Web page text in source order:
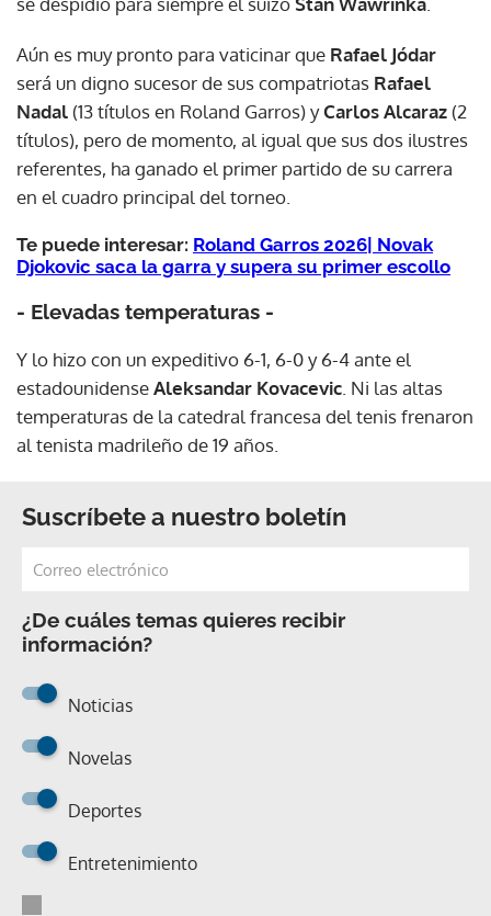
Aún es muy pronto para vaticinar que Rafael Jódar
será un digno sucesor de sus compatriotas Rafael
Nadal (13 títulos en Roland Garros) yCarlos Alcaraz (2
títulos), pero de momento, al igual que sus dos ilustres
referentes, ha ganado el primer partido de su carrera
en el cuadro principal del torneo.
Te puede interesar: Roland Garros 2026| Novak
Djokovic saca la garra y supera su primer escollo
- Elevadas temperaturas -
Y lo hizo con un expeditivo 6-1, 6-0 y 6-4 ante el
estadounidenseAleksandar Kovacevic . Ni las altas
temperaturas de la catedral francesa del tenis frenaron
al tenista madrileño de 19 años.
Suscríbete a nuestro boletín
¿De cuáles temas quieres recibir
información?
Noticias
Novelas
Deportes
Entretenimiento